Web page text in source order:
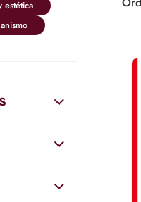
estética